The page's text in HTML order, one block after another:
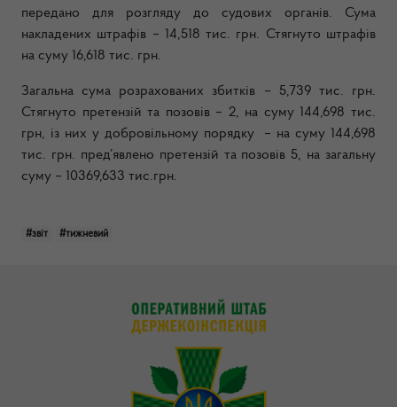
передано для розгляду до судових органів. Сума
накладених штрафів – 14,518 тис. грн. Стягнуто штрафів
на суму 16,618 тис. грн.
Загальна сума розрахованих збитків – 5,739 тис. грн.
Стягнуто претензій та позовів – 2, на суму 144,698 тис.
грн, із них у добровільному порядку – на суму 144,698
тис. грн. пред’явлено претензій та позовів 5, на загальну
суму – 10369,633 тис.грн.
#звіт #тижневий